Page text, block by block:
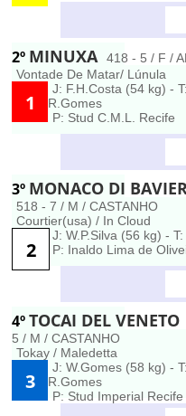
2º MINUXA 418 - 5 / F /
Vontade De Matar/ Lúnula
1
J: F.H.Costa (54 kg) - T:
R.Gomes
P: Stud C.M.L. Recife
3º MONACO DI
518 - 7 / M / CASTANHO
Courtier(usa) / In Cloud
2
J: W.P.Silva (56 kg) -
P: Inaldo Lima de
4ºTOCAI DEL VENETO
5 / M / CASTANHO
Tokay / Maledetta
3
J: W.Gomes (58 kg) - T:
R.Gomes
P: Stud Imperial Recife